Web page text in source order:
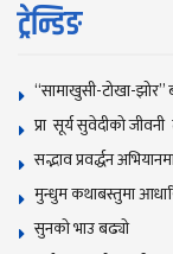
ट्रेन्डिङ
“सामाखुसी-टोखा-झोर”
प्रा सूर्य सुवेदीको
सद्भाव प्रवर्द्धन
मुन्धुम कथाबस्तुमा
सुनकाे भाउ बढ्याे